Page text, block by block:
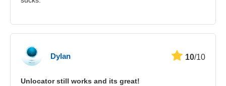
Dylan 10/10
Unlocator still works and its great!